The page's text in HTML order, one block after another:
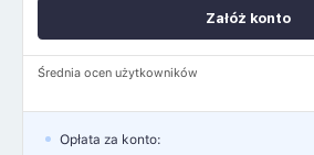
Średnia ocen użytkowników
Załóż konto
Opłata za konto: